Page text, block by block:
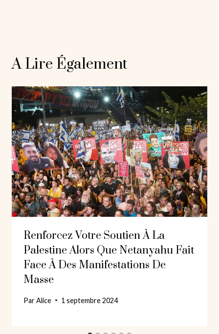
A Lire Également
Renforcez Votre Soutien À La
Palestine Alors Que Netanyahu Fait
Face À Des Manifestations De
Masse
ParAlice 1 septembre 2024